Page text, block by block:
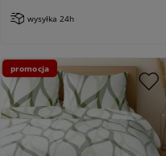
wysyłka 24h
promocja